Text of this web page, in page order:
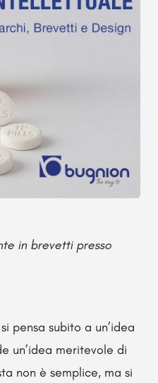
in brevetti presso
pensa subito a un’idea
un’idea meritevole di
non è semplice, ma si